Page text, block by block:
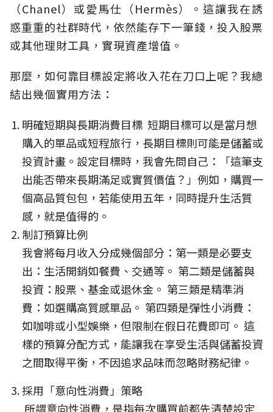
（Chanel）或愛馬仕（Hermès）。這讓我在誘
惑重重的社群時代，依然能存下一筆錢，投入股票
或其他理財工具，實現資產增值。
那麼，如何靠目標設定將收入花在刀口上呢？我總
結出幾個實用方法：
明確短期與長期消費目標 短期目標可以是當月想
購入的單品或短程旅行，長期目標則可能是儲蓄或
投資計畫。設定目標時，我會先問自己：「這筆支
出能否帶來長期滿足或實質價值？」例如，購買一
個高品質包包，若能使用五年，同時提升生活質
感，就是值得的。
制訂預算比例
我會將每月收入分成幾個部分：第一類是必要支
出：生活開銷如餐費、交通等。 第二類是儲蓄與
投資：股票、基金或退休金。 第三類是精準消
費：如選購高質感單品。 第四類是彈性小消費：
如咖啡或小型娛樂，但限制在假日花費即可。 這
樣的預算分配方式，能讓我在享受生活與儲蓄投資
之間取得平衡，不因追求品味而忽略財務紀律。
採用「意向性消費」策略
所謂意向性消費，是指每次購買前都先清楚設定